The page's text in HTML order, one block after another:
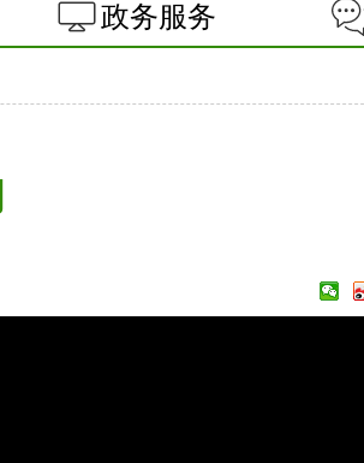
政务服务